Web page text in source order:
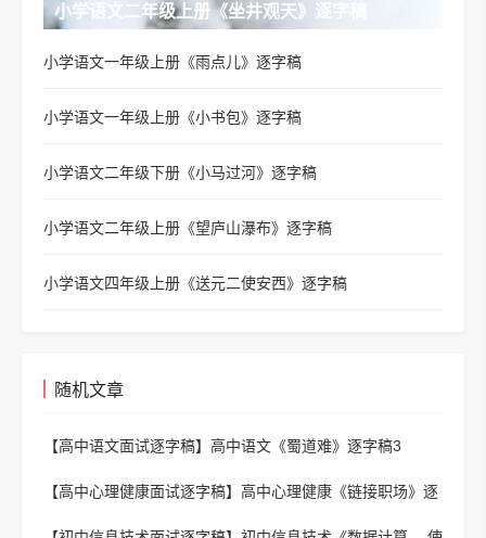
小学语文二年级上册《坐井观天》逐字稿
小学语文一年级上册《雨点儿》逐字稿
小学语文一年级上册《小书包》逐字稿
小学语文二年级下册《小马过河》逐字稿
小学语文二年级上册《望庐山瀑布》逐字稿
小学语文四年级上册《送元二使安西》逐字稿
随机文章
【高中语文面试逐字稿】 高中语文《蜀道难》逐字稿3
【高中心理健康面试逐字稿】 高中心理健康《链接职场》逐